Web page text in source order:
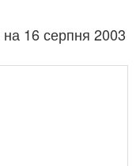
16 серпня 2003